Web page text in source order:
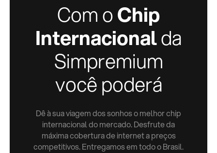
Com oChip
Internacionalda
Simpremium
você poderá
Dê à sua viagem dos sonhos o melhor chip
internacional do mercado. Desfrute da
máxima cobertura de internet a preços
competitivos. Entregamos em todo o Brasil.